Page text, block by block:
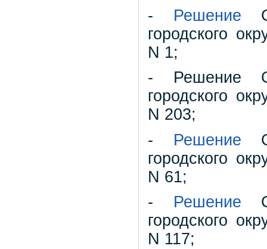
- Решение
городского
N 1;
- Решение
городского
N 203;
- Решение
городского
N 61;
- Решение
городского
N 117;